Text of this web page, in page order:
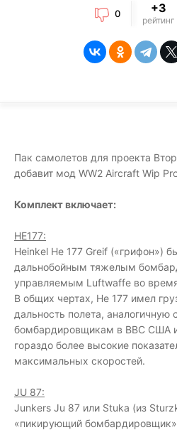
0 +3
рейтинг
Пак самолетов для проекта
добавит мод WW2 Aircraft Wip
Комплект включает:
HE177:
Heinkel He 177 Greif («грифон»)
дальнобойным тяжелым
управляемым Luftwaffe во
В общих чертах, He 177 имел
дальность полета, аналогичную
бомбардировщикам в ВВС США
гораздо более высокие
максимальных скоростей.
JU 87:
Junkers Ju 87 или Stuka (из
«пикирующий